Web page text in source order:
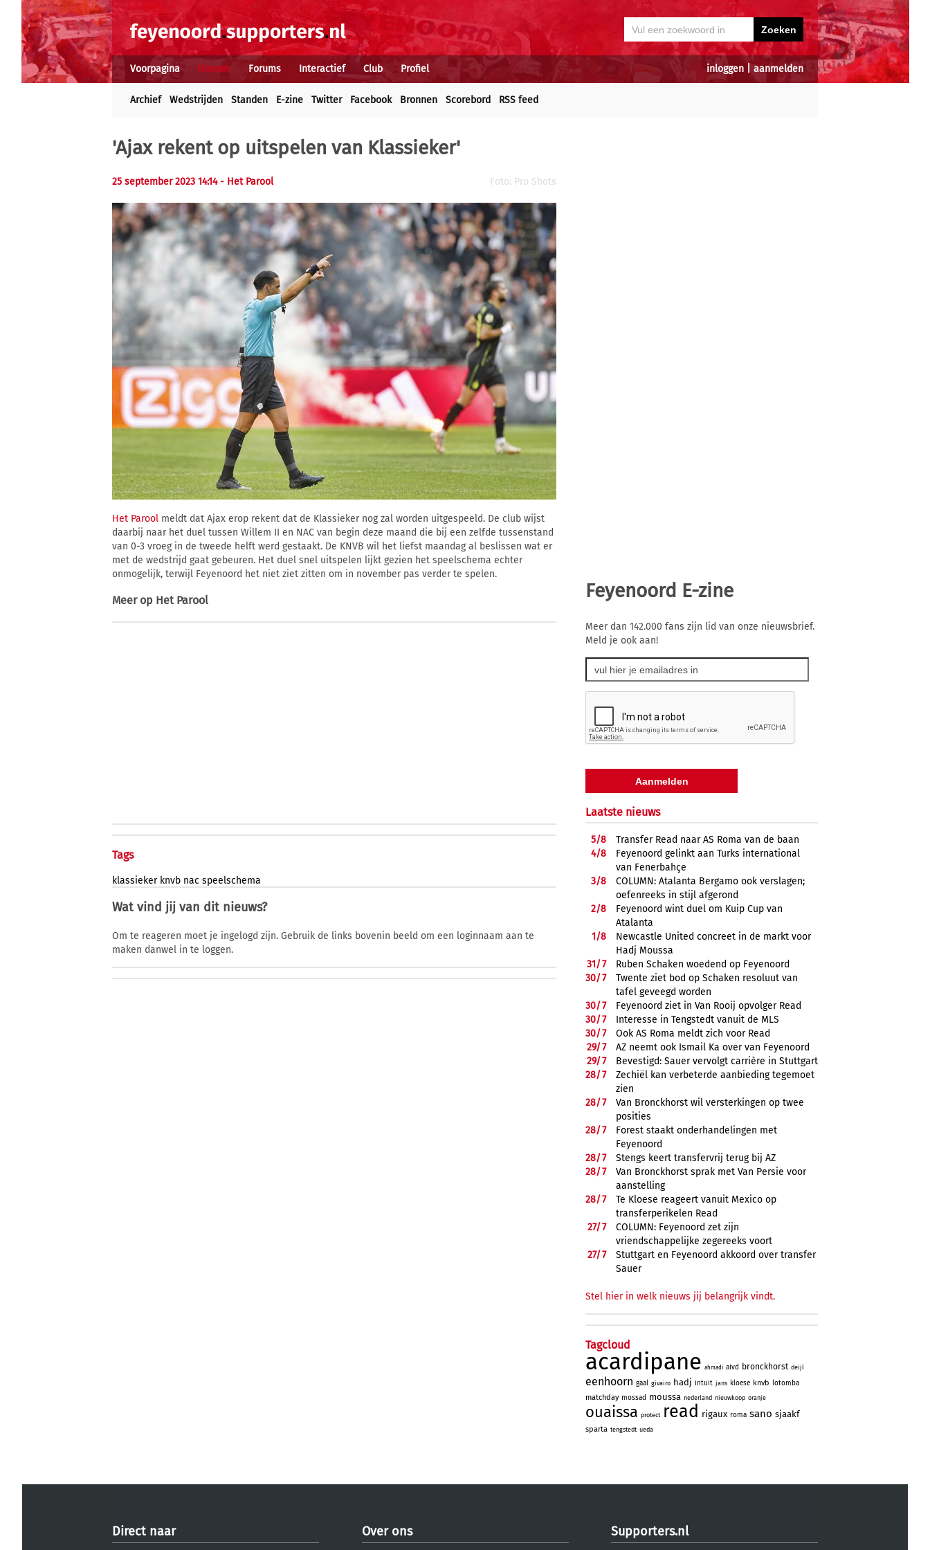
inloggen aanmelden
Voorpagina Nieuws Forums Interactief Club Profiel
Archief Wedstrijden Standen E-zine Twitter Facebook Bronnen Scorebord RSS feed
'Ajax rekent op uitspelen van Klassieker'
25 september 2023 14:14- Het Parool Foto: Pro Shots
Het Parool meldt dat Ajax erop rekent dat de Klassieker nog zal worden uitgespeeld. De club wijst
daarbij naar het duel tussen Willem II en NAC van begin deze maand die bij een zelfde tussenstand
van 0-3 vroeg in de tweede helft werd gestaakt. De KNVB wil het liefst maandag al beslissen wat er
met de wedstrijd gaat gebeuren. Het duel snel uitspelen lijkt gezien het speelschema echter
onmogelijk, terwijl Feyenoord het niet ziet zitten om in november pas verder te spelen.
Meer op Het Parool
Tags
klassieker knvb nac speelschema
Wat vind jij van dit nieuws?
Om te reageren moet je ingelogd zijn. Gebruik de links bovenin beeld om een loginnaam aan te
maken danwel in te loggen.
Feyenoord E-zine
Meer dan 142.000 fans zijn lid van onze nieuwsbrief.
Meld je ook aan!
Laatste nieuws
5/8
Transfer Read naar AS Roma van de baan
4/8
Feyenoord gelinkt aan Turks international
van Fenerbahçe
3/8
COLUMN: Atalanta Bergamo ook verslagen;
oefenreeks in stijl afgerond
2/8
Feyenoord wint duel om Kuip Cup van
Atalanta
1/8
Newcastle United concreet in de markt voor
Hadj Moussa
31/7
Ruben Schaken woedend op Feyenoord
30/7
Twente ziet bod op Schaken resoluut van
tafel geveegd worden
30/7
Feyenoord ziet in Van Rooij opvolger Read
30/7
Interesse in Tengstedt vanuit de MLS
30/7
Ook AS Roma meldt zich voor Read
29/7
AZ neemt ook Ismail Ka over van Feyenoord
29/7
Bevestigd: Sauer vervolgt carrière in Stuttgart
28/7
Zechiël kan verbeterde aanbieding tegemoet
zien
28/7
Van Bronckhorst wil versterkingen op twee
posities
28/7
Forest staakt onderhandelingen met
Feyenoord
28/7
Stengs keert transfervrij terug bij AZ
28/7
Van Bronckhorst sprak met Van Persie voor
aanstelling
28/7
Te Kloese reageert vanuit Mexico op
transferperikelen Read
27/7
COLUMN: Feyenoord zet zijn
vriendschappelijke zegereeks voort
27/7
Stuttgart en Feyenoord akkoord over transfer
Sauer
Stel hier in welk nieuws jij belangrijk vindt.
Tagcloud
acardipane ahmadi aivd bronckhorst deijl
eenhoorn gaal givairo hadj intuit jans kloese knvb lotomba
matchday mossad moussa nederland nieuwkoop oranje
ouaissa protect read rigaux roma sano sjaakf
sparta tengstedt ueda
Direct naar Over ons Supporters.nl